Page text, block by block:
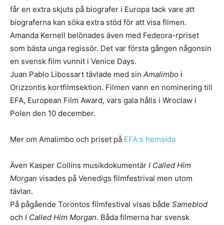
får en extra skjuts på biografer i Europa tack vare att
biograferna kan söka extra stöd för att visa filmen.
Amanda Kernell belönades även med Fedeora-rpriset
som bästa unga regissör. Det var första gången någonsin
en svensk film vunnit i Venice Days.
Juan Pablo Libossart tävlade med sin Amalimbo i
Orizzontis kortfilmsektion. Filmen vann en nominering till
EFA, European Film Award, vars gala hålls i Wroclaw i
Polen den 10 december.
Mer om Amalimbo och priset på EFA:s hemsida
Även Kasper Collins musikdokumentär I Called Him
Morgan visades på Venedigs filmfestrival men utom
tävlan.
På pågående Torontos filmfestival visas både Sameblod
och I Called Him Morgan. Båda filmerna har svensk